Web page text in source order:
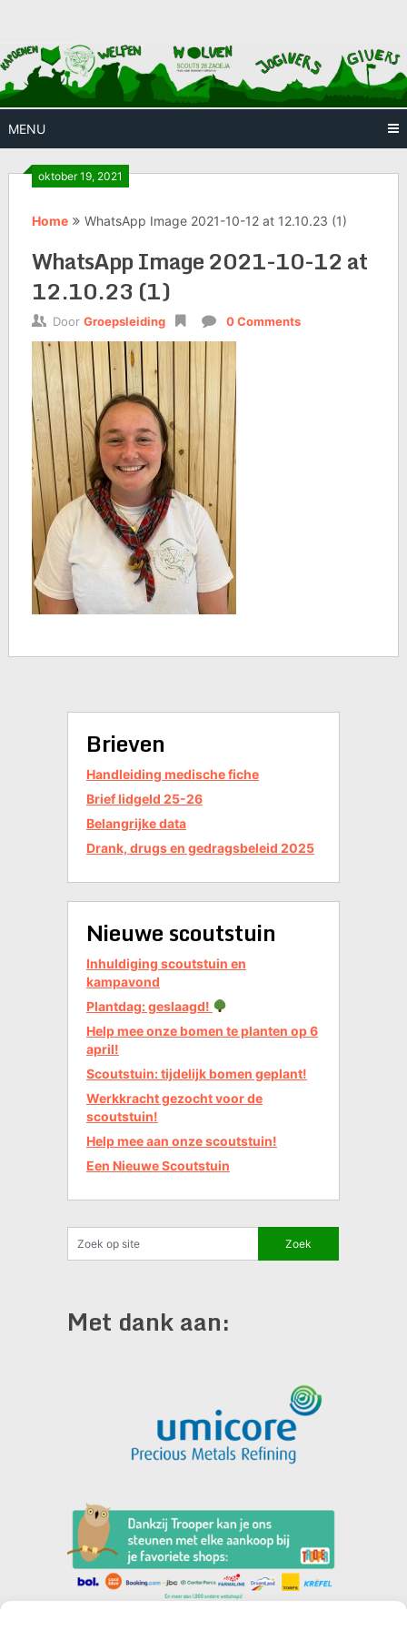
content
Scouts
28
Zaoeja
MENU
oktober 19, 2021
Home WhatsApp Image 2021-10-12 at 12.10.23 (1)
WhatsApp Image 2021-10-12 at
12.10.23 (1)
Door Groepsleiding 0 Comments
Brieven
Handleiding medische fiche
Brief lidgeld 25-26
Belangrijke data
Drank, drugs en gedragsbeleid 2025
Nieuwe scoutstuin
Inhuldiging scoutstuin en
kampavond
Plantdag: geslaagd!
Help mee onze bomen te planten op 6
april!
Scoutstuin: tijdelijk bomen geplant!
Werkkracht gezocht voor de
scoutstuin!
Help mee aan onze scoutstuin!
Een Nieuwe Scoutstuin
Met dank aan: